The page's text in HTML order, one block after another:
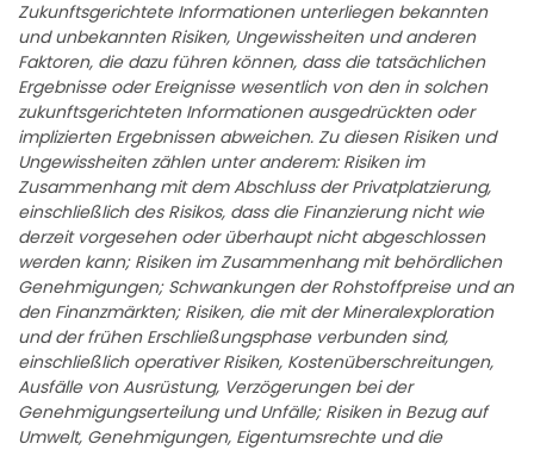
Zukunftsgerichtete Informationen unterliegen bekannten
und unbekannten Risiken, Ungewissheiten und anderen
Faktoren, die dazu führen können, dass die tatsächlichen
Ergebnisse oder Ereignisse wesentlich von den in solchen
zukunftsgerichteten Informationen ausgedrückten oder
implizierten Ergebnissen abweichen. Zu diesen Risiken und
Ungewissheiten zählen unter anderem: Risiken im
Zusammenhang mit dem Abschluss der Privatplatzierung,
einschließlich des Risikos, dass die Finanzierung nicht wie
derzeit vorgesehen oder überhaupt nicht abgeschlossen
werden kann; Risiken im Zusammenhang mit behördlichen
Genehmigungen; Schwankungen der Rohstoffpreise und an
den Finanzmärkten; Risiken, die mit der Mineralexploration
und der frühen Erschließungsphase verbunden sind,
einschließlich operativer Risiken, Kostenüberschreitungen,
Ausfälle von Ausrüstung, Verzögerungen bei der
Genehmigungserteilung und Unfälle; Risiken in Bezug auf
Umwelt, Genehmigungen, Eigentumsrechte und die